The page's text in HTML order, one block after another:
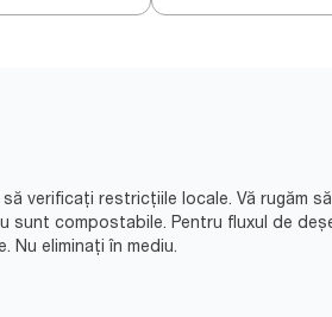
verificați restricțiile locale. Vă rugăm
compostabile. Pentru fluxul de
Nu eliminați în mediu.​